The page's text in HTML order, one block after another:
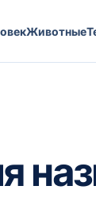
Животные